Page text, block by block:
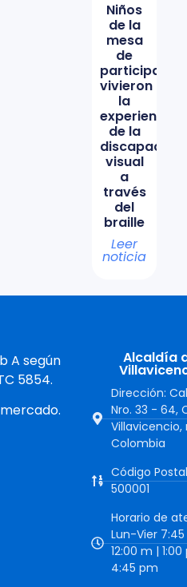
Niños
de la
mesa
de
participación
vivieron
la
experiencia
de la
discapacidad
visual
a
través
del
braille
Leer
noticia
A según
5854.
Alcaldía
Dirección:
Nro. 33 - 64,
Colombia
Código
500001
Horario de
Lun-Vier
12:00 m |
4:45 pm